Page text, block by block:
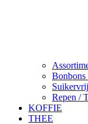
Bonbons
Repen /
KOFFIE
THEE